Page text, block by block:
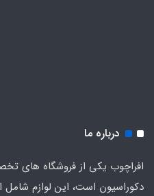
درباره ما
افراچوب یکی از فروشگاه های
دکوراسیون است، این لوازم شامل